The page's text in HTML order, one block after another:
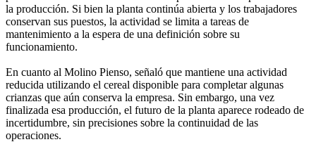
la producción. Si bien la planta continúa abierta y los trabajadores
conservan sus puestos, la actividad se limita a tareas de
mantenimiento a la espera de una definición sobre su
funcionamiento.
En cuanto al Molino Pienso, señaló que mantiene una actividad
reducida utilizando el cereal disponible para completar algunas
crianzas que aún conserva la empresa. Sin embargo, una vez
finalizada esa producción, el futuro de la planta aparece rodeado de
incertidumbre, sin precisiones sobre la continuidad de las
operaciones.